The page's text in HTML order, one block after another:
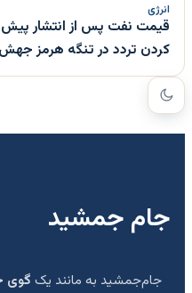
انرژی
قیمت نفت پس از انتشار
کردن تردد در تنگه هرمز
جام جمشید
جام‌جمشید به مانند یک گوی